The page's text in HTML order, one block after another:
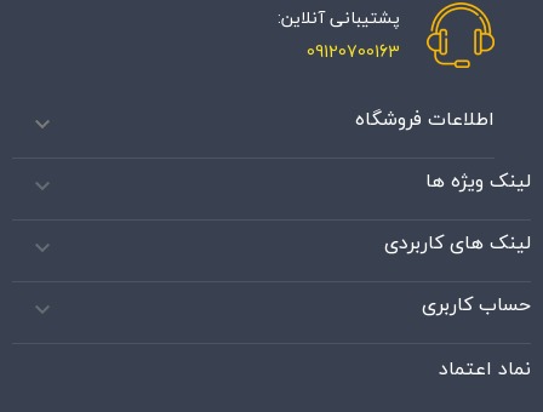
پشتیبانی آنلاین:
09120700163
اطلاعات فروشگاه 
لینک ویژه ها 
لینک های کاربردی 
حساب کاربری 
نماد اعتماد